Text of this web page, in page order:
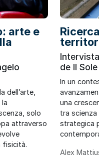
arte e
dell’arte,
solo
attraverso
fisicità.
de Il
In un
una
tra scienza
strategica
Alex